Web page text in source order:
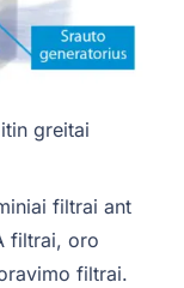
greitai
filtrai ant
filtrai, oro
filtrai.